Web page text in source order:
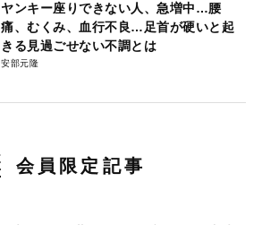
ヤンキー座りできない人、急増中…腰
痛、むくみ、血行不良…足首が硬いと起
きる見過ごせない不調とは
安部元隆
会員限定記事